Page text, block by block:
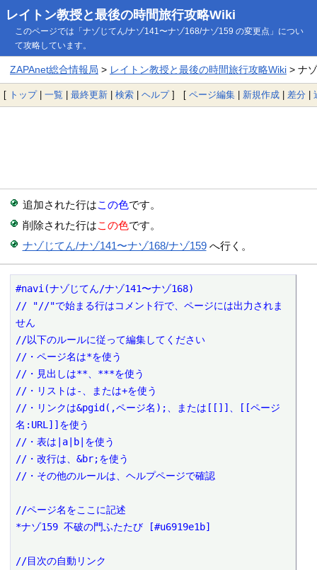
レイトン教授と最後の時間旅行攻略Wiki
このページでは「ナゾじてん/ナゾ141〜ナゾ168/ナゾ159 の変更点」につい
て攻略しています。
ZAPAnet総合情報局 > レイトン教授と最後の時間旅行攻略Wiki> ナ
[ トップ| 一覧 | 最終更新 | 検索 | ヘルプ] [ ページ編集 | 新規作成 | 差分 |
追加された行はこの色です。
削除された行はこの色です。
ナゾじてん/ナゾ141〜ナゾ168/ナゾ159へ行く。
#navi(ナゾじてん/ナゾ141〜ナゾ168)
// "//"で始まる行はコメント行で、ページには出力されま
せん
//以下のルールに従って編集してください
//・ページ名は*を使う
//・見出しは**、***を使う
//・リストは-、または+を使う
//・リンクは&pgid(,ページ名);、または[[]]、[[ページ
名:URL]]を使う
//・表は|a|b|を使う
//・改行は、&br;を使う
//・その他のルールは、ヘルプページで確認
//ページ名をここに記述
*ナゾ159 不破の門ふたたび [#u6919e1b]
//目次の自動リンク